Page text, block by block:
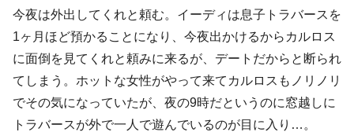
今夜は外出してくれと頼む。イーディは息子トラバースを
1ヶ月ほど預かることになり、今夜出かけるからカルロス
に面倒を見てくれと頼みに来るが、デートだからと断られ
てしまう。ホットな女性がやって来てカルロスもノリノリ
でその気になっていたが、夜の9時だというのに窓越しに
トラバースが外で一人で遊んでいるのが目に入り…。